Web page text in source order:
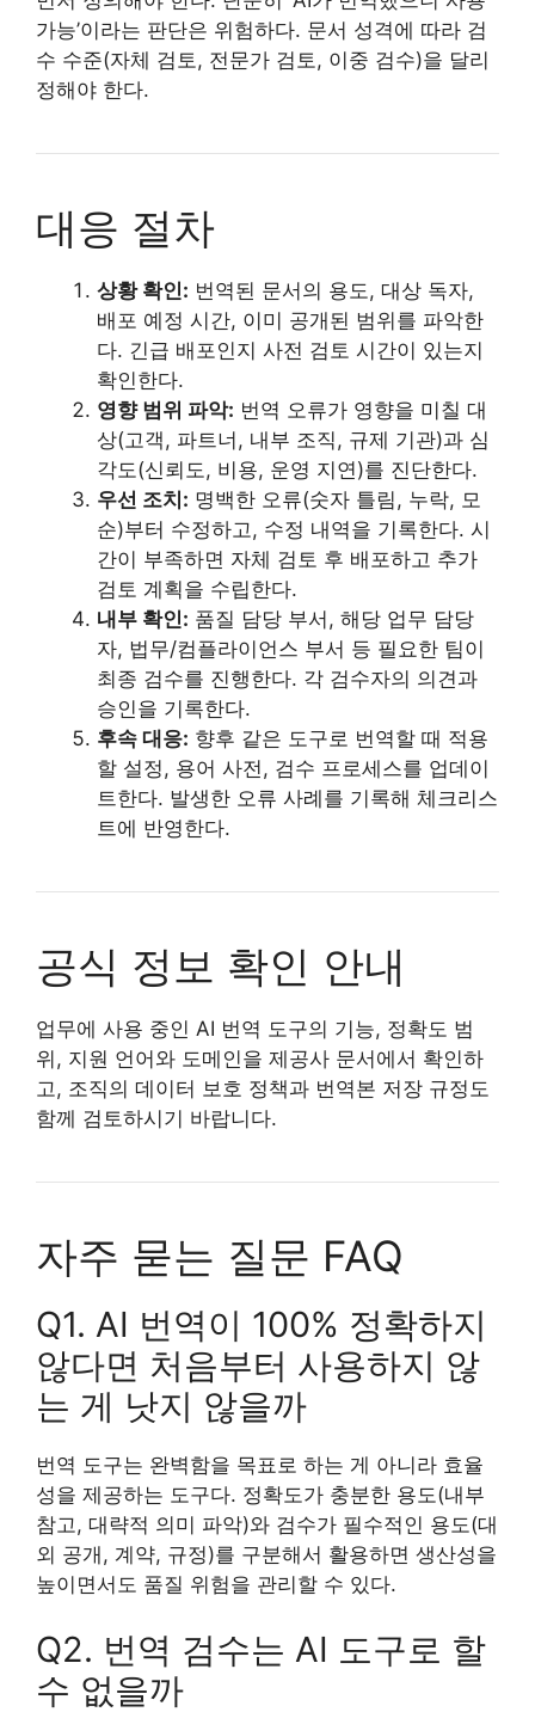
가능’이라는 판단은 위험하다. 문서 성격에 따라 검
수 수준(자체 검토, 전문가 검토, 이중 검수)을 달리
정해야 한다.
대응 절차
상황 확인: 번역된 문서의 용도, 대상 독자,
배포 예정 시간, 이미 공개된 범위를 파악한
다. 긴급 배포인지 사전 검토 시간이 있는지
확인한다.
영향 범위 파악: 번역 오류가 영향을 미칠 대
상(고객, 파트너, 내부 조직, 규제 기관)과 심
각도(신뢰도, 비용, 운영 지연)를 진단한다.
우선 조치: 명백한 오류(숫자 틀림, 누락, 모
순)부터 수정하고, 수정 내역을 기록한다. 시
간이 부족하면 자체 검토 후 배포하고 추가
검토 계획을 수립한다.
내부 확인: 품질 담당 부서, 해당 업무 담당
자, 법무/컴플라이언스 부서 등 필요한 팀이
최종 검수를 진행한다. 각 검수자의 의견과
승인을 기록한다.
후속 대응: 향후 같은 도구로 번역할 때 적용
할 설정, 용어 사전, 검수 프로세스를 업데이
트한다. 발생한 오류 사례를 기록해 체크리스
트에 반영한다.
공식 정보 확인 안내
업무에 사용 중인 AI 번역 도구의 기능, 정확도 범
위, 지원 언어와 도메인을 제공사 문서에서 확인하
고, 조직의 데이터 보호 정책과 번역본 저장 규정도
함께 검토하시기 바랍니다.
자주 묻는 질문 FAQ
Q1. AI 번역이 100% 정확하지
않다면 처음부터 사용하지 않
는 게 낫지 않을까
번역 도구는 완벽함을 목표로 하는 게 아니라 효율
성을 제공하는 도구다. 정확도가 충분한 용도(내부
참고, 대략적 의미 파악)와 검수가 필수적인 용도(대
외 공개, 계약, 규정)를 구분해서 활용하면 생산성을
높이면서도 품질 위험을 관리할 수 있다.
Q2. 번역 검수는 AI 도구로 할
수 없을까